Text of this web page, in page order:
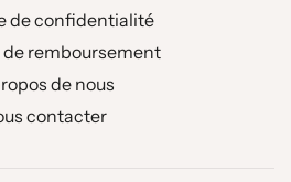
de confidentialité
remboursement
de nous
contacter